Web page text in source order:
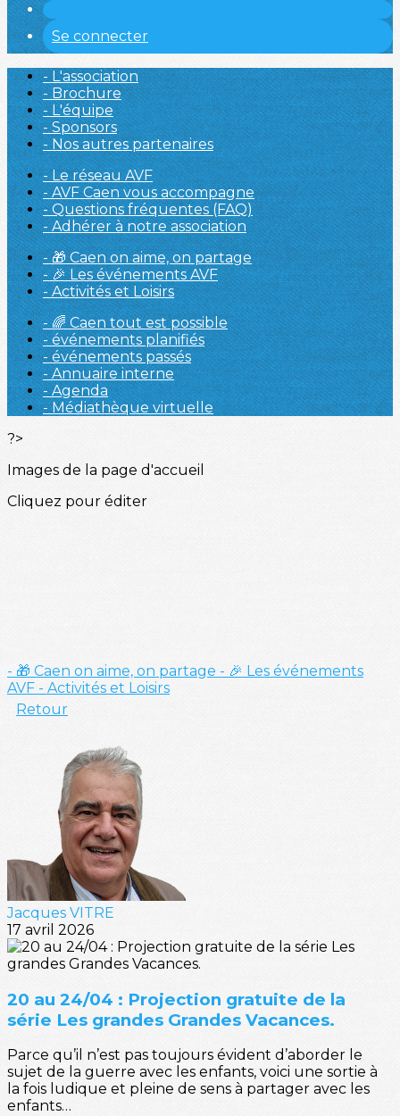
Se connecter
- L'association
- Brochure
- L'équipe
- Sponsors
- Nos autres partenaires
- Le réseau AVF
- AVF Caen vous accompagne
- Questions fréquentes (FAQ)
- Adhérer à notre association
- 🎁 Caen on aime, on partage
- 🎉 Les événements AVF
- Activités et Loisirs
- 🌈 Caen tout est possible
- événements planifiés
- événements passés
- Annuaire interne
- Agenda
- Médiathèque virtuelle
?>
Images de la page d'accueil
Cliquez pour éditer
- 🎁 Caen on aime, on partage - 🎉 Les événements
AVF - Activités et Loisirs
Retour
Jacques VITRE
17 avril 2026
20 au 24/04 : Projection gratuite de la
série Les grandes Grandes Vacances.
Parce qu’il n’est pas toujours évident d’aborder le
sujet de la guerre avec les enfants, voici une sortie à
la fois ludique et pleine de sens à partager avec les
enfants…